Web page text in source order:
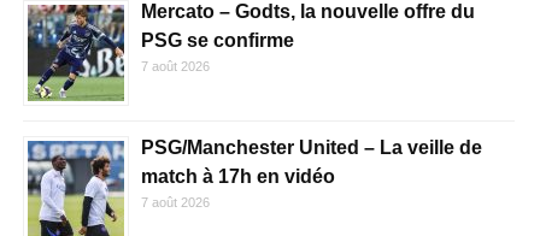
Mercato – Godts, la nouvelle offre du
PSG se confirme
7 août 2026
PSG/Manchester United – La veille de
match à 17h en vidéo
7 août 2026